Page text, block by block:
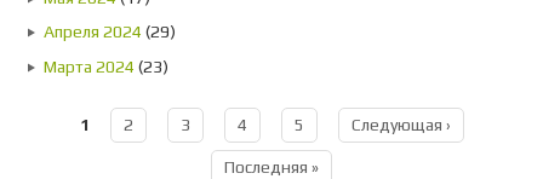
Апреля 2024 (29)
Марта 2024 (23)
Страницы
1 2 3 4 5 Следующая ›
Последняя »